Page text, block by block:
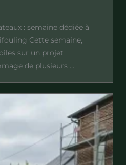
: semaine dédiée à
Cette semaine,
sur un projet
de plusieurs ...